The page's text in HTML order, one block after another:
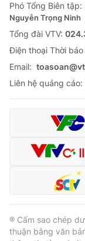
Thị trường
Tư vấn
Lịch phát sóng
Chuyên mục khác
Emagazine
Video
VTV Money
VTV Sức khoẻ
Phó Tổng Biên tập:
Nguyễn Trọng Ninh
Tổng đài VTV:
Ðiện thoại Thời báo
Email:
Liên hệ quảng cáo:
® Cấm sao chép
thuận bằng văn